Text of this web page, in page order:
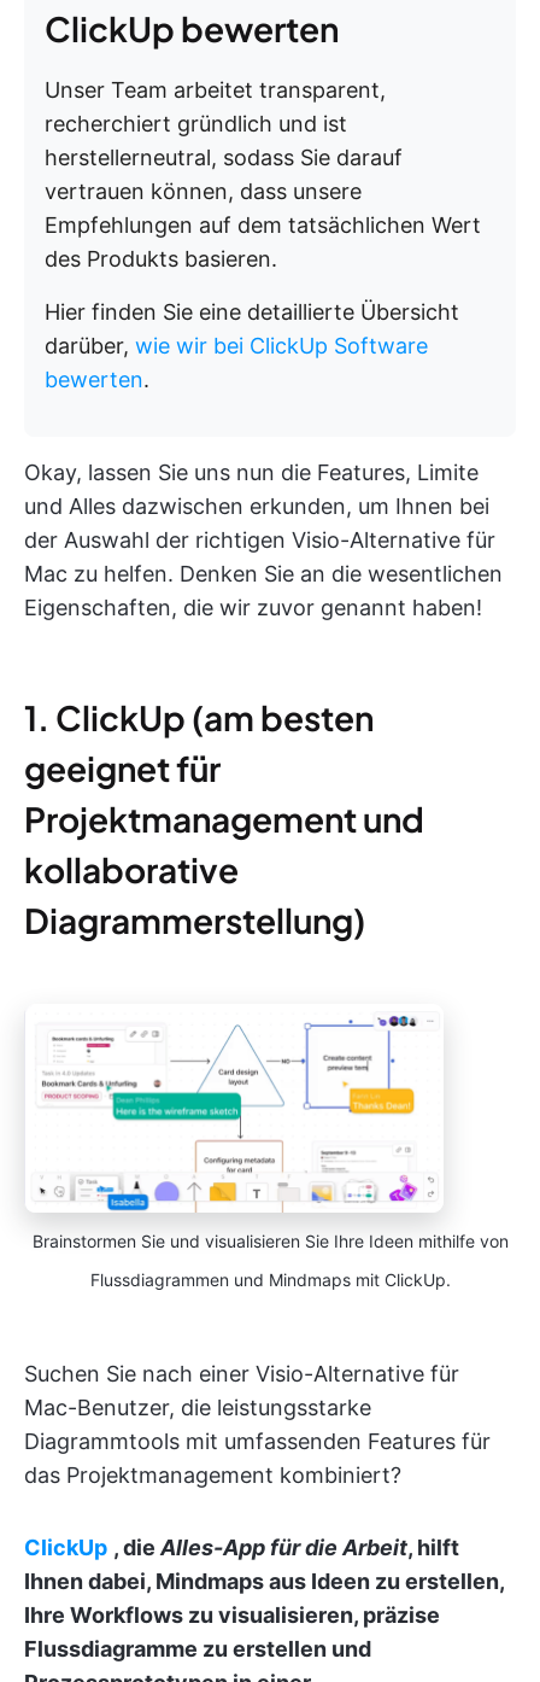
ClickUp bewerten
Unser Team arbeitet transparent,
recherchiert gründlich und ist
herstellerneutral, sodass Sie darauf
vertrauen können, dass unsere
Empfehlungen auf dem tatsächlichen Wert
des Produkts basieren.
Hier finden Sie eine detaillierte Übersicht
darüber, wie wir bei ClickUp Software
bewerten.
Okay, lassen Sie uns nun die Features, Limite
und Alles dazwischen erkunden, um Ihnen bei
der Auswahl der richtigen Visio-Alternative für
Mac zu helfen. Denken Sie an die wesentlichen
Eigenschaften, die wir zuvor genannt haben!
1. ClickUp (am besten
geeignet für
Projektmanagement und
kollaborative
Diagrammerstellung)
Brainstormen Sie und visualisieren Sie Ihre Ideen mithilfe von
Flussdiagrammen und Mindmaps mit ClickUp.
Suchen Sie nach einer Visio-Alternative für
Mac-Benutzer, die leistungsstarke
Diagrammtools mit umfassenden Features für
das Projektmanagement kombiniert?
ClickUp , die Alles-App für die Arbeit, hilft
Ihnen dabei, Mindmaps aus Ideen zu erstellen,
Ihre Workflows zu visualisieren, präzise
Flussdiagramme zu erstellen und